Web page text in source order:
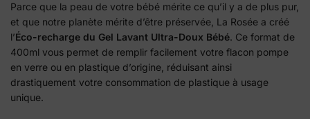
Parce que la peau de votre bébé mérite ce qu’il y a de plus pur,
et que notre planète mérite d’être préservée, La Rosée a créé
l’Éco-recharge du Gel Lavant Ultra-Doux Bébé. Ce format de
400ml vous permet de remplir facilement votre flacon pompe
en verre ou en plastique d’origine, réduisant ainsi
drastiquement votre consommation de plastique à usage
unique.